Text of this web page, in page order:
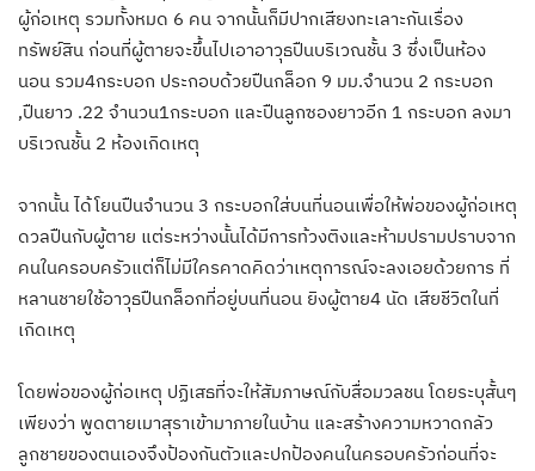
ผู้ก่อเหตุ รวมทั้งหมด 6 คน จากนั้นก็มีปากเสียงทะเลาะกันเรื่อง
ทรัพย์สิน ก่อนที่ผู้ตายจะขึ้นไปเอาอาวุธปืนบริเวณชั้น 3 ซึ่งเป็นห้อง
นอน รวม4กระบอก ประกอบด้วยปืนกล็อก 9 มม.จำนวน 2 กระบอก
,ปืนยาว .22 จำนวน1กระบอก และปืนลูกซองยาวอีก 1 กระบอก ลงมา
บริเวณชั้น 2 ห้องเกิดเหตุ
จากนั้น ได้โยนปืนจำนวน 3 กระบอกใส่บนที่นอนเพื่อให้พ่อของผู้ก่อเหตุ
ดวลปืนกับผู้ตาย แต่ระหว่างนั้นได้มีการท้วงติงและห้ามปรามปราบจาก
คนในครอบครัวแต่ก็ไม่มีใครคาดคิดว่าเหตุการณ์จะลงเอยด้วยการ ที่
หลานชายใช้อาวุธปืนกล็อกที่อยู่บนที่นอน ยิงผู้ตาย4 นัด เสียชีวิตในที่
เกิดเหตุ
โดยพ่อของผู้ก่อเหตุ ปฏิเสธที่จะให้สัมภาษณ์กับสื่อมวลชน โดยระบุสั้นๆ
เพียงว่า พูดตายเมาสุราเข้ามาภายในบ้าน และสร้างความหวาดกลัว
ลูกชายของตนเองจึงป้องกันตัวและปกป้องคนในครอบครัวก่อนที่จะ